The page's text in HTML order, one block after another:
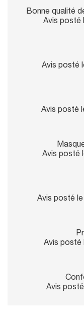
Bonne qualité
Avis posté
Avis posté
Avis posté
Avis posté
Avis posté
Avis
Avis